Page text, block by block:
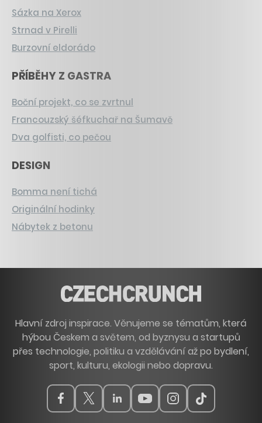
Sázka na Xerox
Strnad v Pirelli
Burzovní eldorádo
PŘÍBĚHY Z GASTRA
Boční projekt, co se zvrtnul
Francouzský šéfkuchař na Šumavě
Dva golfisti, co pečou
DESIGN
Bomma není tichá
Originální hodinky
Nábytek z betonu
Hlavní zdroj inspirace. Věnujeme se tématům, která
hýbou Českem a světem, od byznysu a startupů
přes technologie, politiku a vzdělávání až po bydlení,
sport, kulturu, ekologii nebo dopravu.